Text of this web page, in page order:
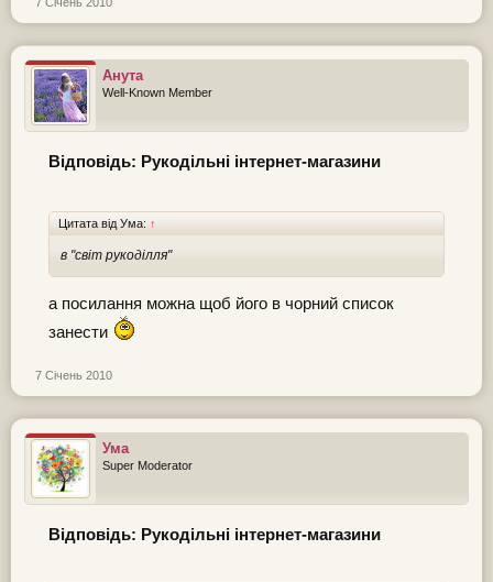
Анута
Well-Known Member
Відповідь: Рукодільні інтернет-магазини
Цитата від Ума: ↑
в "світ рукоділля"
а посилання можна щоб його в чорний список
занести
7 Січень 2010
Ума
Super Moderator
Відповідь: Рукодільні інтернет-магазини